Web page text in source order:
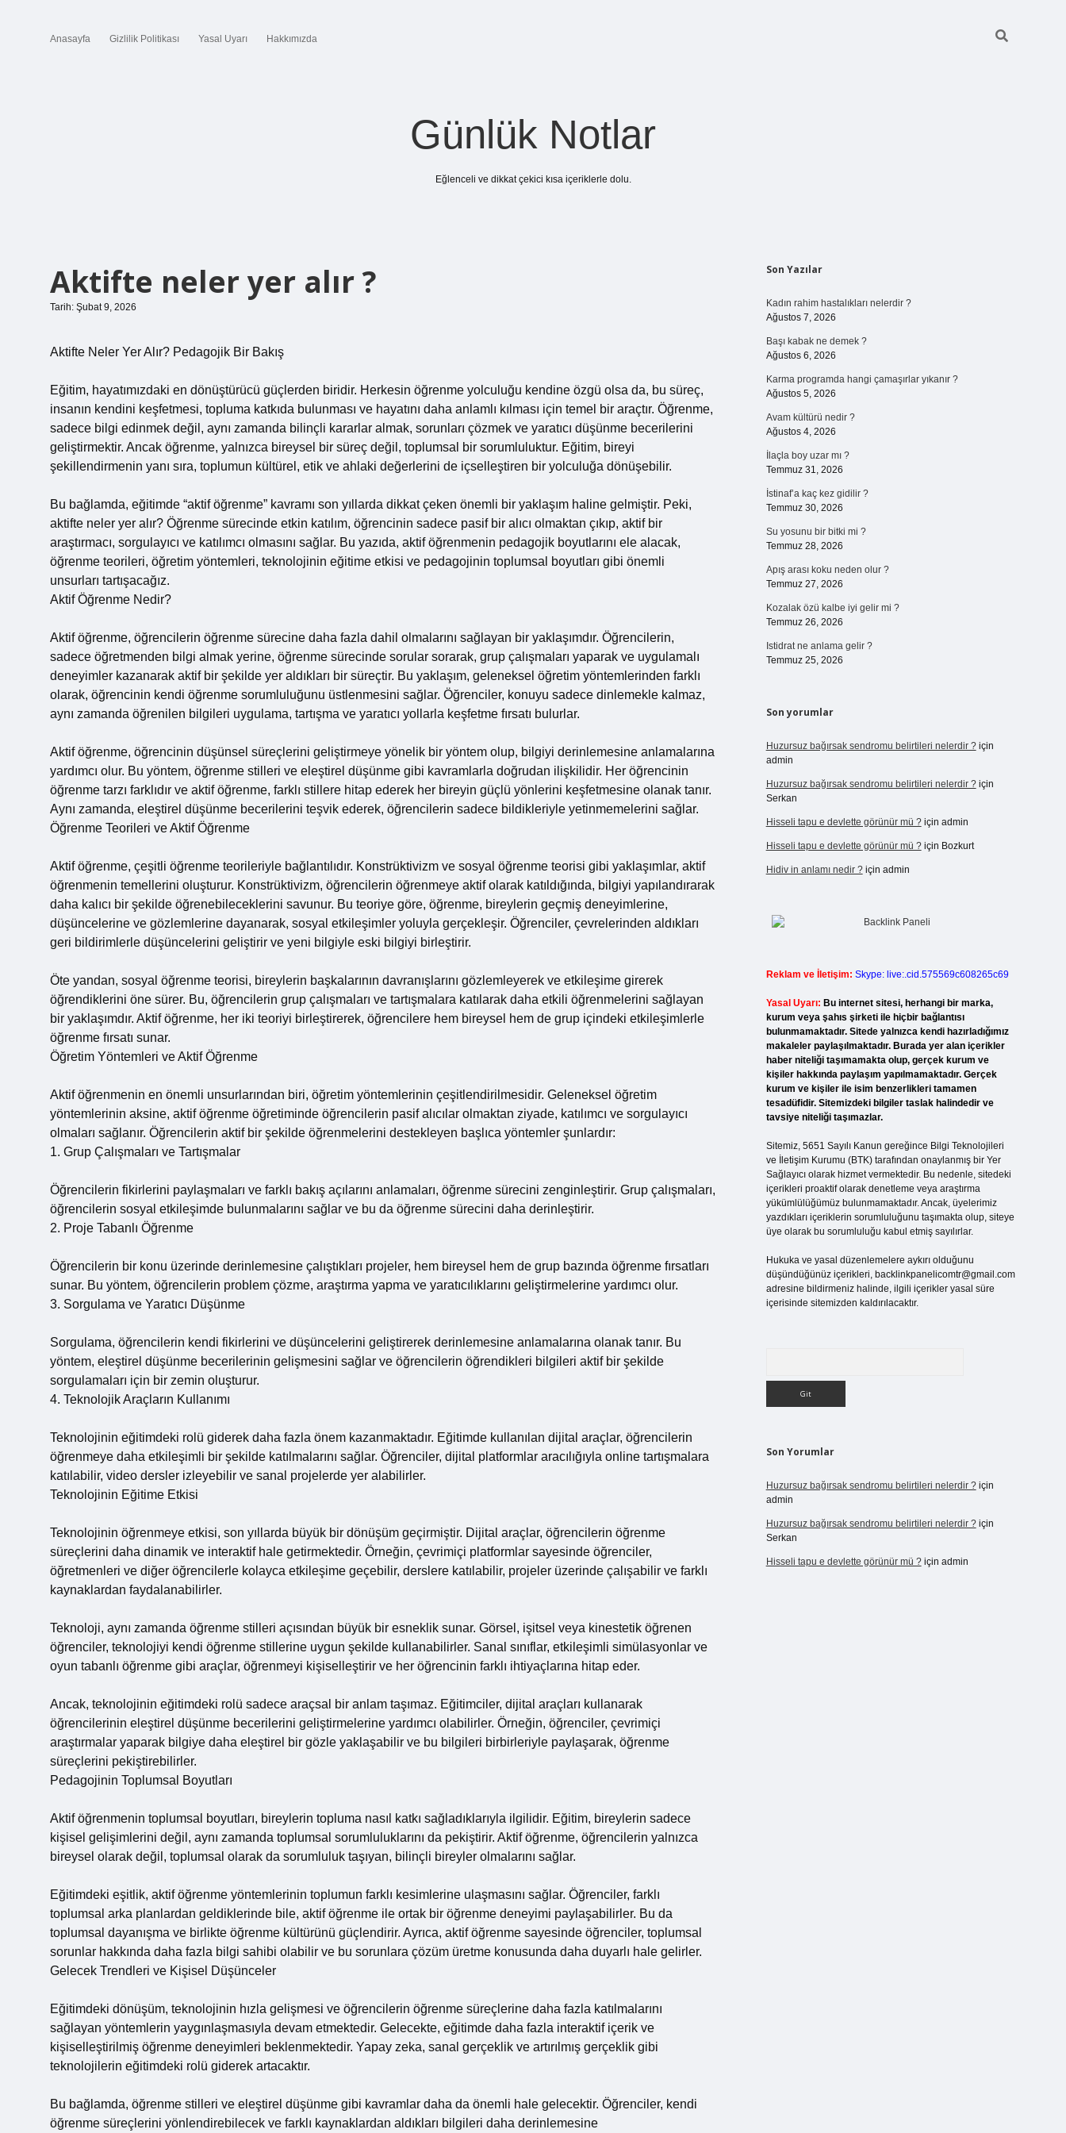
Anasayfa Gizlilik Politikası Yasal Uyarı Hakkımızda
Günlük Notlar
Eğlenceli ve dikkat çekici kısa içeriklerle dolu.
Aktifte neler yer alır ?
Tarih: Şubat 9, 2026
Aktifte Neler Yer Alır? Pedagojik Bir Bakış
Eğitim, hayatımızdaki en dönüştürücü güçlerden biridir. Herkesin öğrenme yolculuğu kendine özgü olsa da, bu süreç,
insanın kendini keşfetmesi, topluma katkıda bulunması ve hayatını daha anlamlı kılması için temel bir araçtır. Öğrenme,
sadece bilgi edinmek değil, aynı zamanda bilinçli kararlar almak, sorunları çözmek ve yaratıcı düşünme becerilerini
geliştirmektir. Ancak öğrenme, yalnızca bireysel bir süreç değil, toplumsal bir sorumluluktur. Eğitim, bireyi
şekillendirmenin yanı sıra, toplumun kültürel, etik ve ahlaki değerlerini de içselleştiren bir yolculuğa dönüşebilir.
Bu bağlamda, eğitimde “aktif öğrenme” kavramı son yıllarda dikkat çeken önemli bir yaklaşım haline gelmiştir. Peki,
aktifte neler yer alır? Öğrenme sürecinde etkin katılım, öğrencinin sadece pasif bir alıcı olmaktan çıkıp, aktif bir
araştırmacı, sorgulayıcı ve katılımcı olmasını sağlar. Bu yazıda, aktif öğrenmenin pedagojik boyutlarını ele alacak,
öğrenme teorileri, öğretim yöntemleri, teknolojinin eğitime etkisi ve pedagojinin toplumsal boyutları gibi önemli
unsurları tartışacağız.
Aktif Öğrenme Nedir?
Aktif öğrenme, öğrencilerin öğrenme sürecine daha fazla dahil olmalarını sağlayan bir yaklaşımdır. Öğrencilerin,
sadece öğretmenden bilgi almak yerine, öğrenme sürecinde sorular sorarak, grup çalışmaları yaparak ve uygulamalı
deneyimler kazanarak aktif bir şekilde yer aldıkları bir süreçtir. Bu yaklaşım, geleneksel öğretim yöntemlerinden farklı
olarak, öğrencinin kendi öğrenme sorumluluğunu üstlenmesini sağlar. Öğrenciler, konuyu sadece dinlemekle kalmaz,
aynı zamanda öğrenilen bilgileri uygulama, tartışma ve yaratıcı yollarla keşfetme fırsatı bulurlar.
Aktif öğrenme, öğrencinin düşünsel süreçlerini geliştirmeye yönelik bir yöntem olup, bilgiyi derinlemesine anlamalarına
yardımcı olur. Bu yöntem, öğrenme stilleri ve eleştirel düşünme gibi kavramlarla doğrudan ilişkilidir. Her öğrencinin
öğrenme tarzı farklıdır ve aktif öğrenme, farklı stillere hitap ederek her bireyin güçlü yönlerini keşfetmesine olanak tanır.
Aynı zamanda, eleştirel düşünme becerilerini teşvik ederek, öğrencilerin sadece bildikleriyle yetinmemelerini sağlar.
Öğrenme Teorileri ve Aktif Öğrenme
Aktif öğrenme, çeşitli öğrenme teorileriyle bağlantılıdır. Konstrüktivizm ve sosyal öğrenme teorisi gibi yaklaşımlar, aktif
öğrenmenin temellerini oluşturur. Konstrüktivizm, öğrencilerin öğrenmeye aktif olarak katıldığında, bilgiyi yapılandırarak
daha kalıcı bir şekilde öğrenebileceklerini savunur. Bu teoriye göre, öğrenme, bireylerin geçmiş deneyimlerine,
düşüncelerine ve gözlemlerine dayanarak, sosyal etkileşimler yoluyla gerçekleşir. Öğrenciler, çevrelerinden aldıkları
geri bildirimlerle düşüncelerini geliştirir ve yeni bilgiyle eski bilgiyi birleştirir.
Öte yandan, sosyal öğrenme teorisi, bireylerin başkalarının davranışlarını gözlemleyerek ve etkileşime girerek
öğrendiklerini öne sürer. Bu, öğrencilerin grup çalışmaları ve tartışmalara katılarak daha etkili öğrenmelerini sağlayan
bir yaklaşımdır. Aktif öğrenme, her iki teoriyi birleştirerek, öğrencilere hem bireysel hem de grup içindeki etkileşimlerle
öğrenme fırsatı sunar.
Öğretim Yöntemleri ve Aktif Öğrenme
Aktif öğrenmenin en önemli unsurlarından biri, öğretim yöntemlerinin çeşitlendirilmesidir. Geleneksel öğretim
yöntemlerinin aksine, aktif öğrenme öğretiminde öğrencilerin pasif alıcılar olmaktan ziyade, katılımcı ve sorgulayıcı
olmaları sağlanır. Öğrencilerin aktif bir şekilde öğrenmelerini destekleyen başlıca yöntemler şunlardır:
1. Grup Çalışmaları ve Tartışmalar
Öğrencilerin fikirlerini paylaşmaları ve farklı bakış açılarını anlamaları, öğrenme sürecini zenginleştirir. Grup çalışmaları,
öğrencilerin sosyal etkileşimde bulunmalarını sağlar ve bu da öğrenme sürecini daha derinleştirir.
2. Proje Tabanlı Öğrenme
Öğrencilerin bir konu üzerinde derinlemesine çalıştıkları projeler, hem bireysel hem de grup bazında öğrenme fırsatları
sunar. Bu yöntem, öğrencilerin problem çözme, araştırma yapma ve yaratıcılıklarını geliştirmelerine yardımcı olur.
3. Sorgulama ve Yaratıcı Düşünme
Sorgulama, öğrencilerin kendi fikirlerini ve düşüncelerini geliştirerek derinlemesine anlamalarına olanak tanır. Bu
yöntem, eleştirel düşünme becerilerinin gelişmesini sağlar ve öğrencilerin öğrendikleri bilgileri aktif bir şekilde
sorgulamaları için bir zemin oluşturur.
4. Teknolojik Araçların Kullanımı
Teknolojinin eğitimdeki rolü giderek daha fazla önem kazanmaktadır. Eğitimde kullanılan dijital araçlar, öğrencilerin
öğrenmeye daha etkileşimli bir şekilde katılmalarını sağlar. Öğrenciler, dijital platformlar aracılığıyla online tartışmalara
katılabilir, video dersler izleyebilir ve sanal projelerde yer alabilirler.
Teknolojinin Eğitime Etkisi
Teknolojinin öğrenmeye etkisi, son yıllarda büyük bir dönüşüm geçirmiştir. Dijital araçlar, öğrencilerin öğrenme
süreçlerini daha dinamik ve interaktif hale getirmektedir. Örneğin, çevrimiçi platformlar sayesinde öğrenciler,
öğretmenleri ve diğer öğrencilerle kolayca etkileşime geçebilir, derslere katılabilir, projeler üzerinde çalışabilir ve farklı
kaynaklardan faydalanabilirler.
Teknoloji, aynı zamanda öğrenme stilleri açısından büyük bir esneklik sunar. Görsel, işitsel veya kinestetik öğrenen
öğrenciler, teknolojiyi kendi öğrenme stillerine uygun şekilde kullanabilirler. Sanal sınıflar, etkileşimli simülasyonlar ve
oyun tabanlı öğrenme gibi araçlar, öğrenmeyi kişiselleştirir ve her öğrencinin farklı ihtiyaçlarına hitap eder.
Ancak, teknolojinin eğitimdeki rolü sadece araçsal bir anlam taşımaz. Eğitimciler, dijital araçları kullanarak
öğrencilerinin eleştirel düşünme becerilerini geliştirmelerine yardımcı olabilirler. Örneğin, öğrenciler, çevrimiçi
araştırmalar yaparak bilgiye daha eleştirel bir gözle yaklaşabilir ve bu bilgileri birbirleriyle paylaşarak, öğrenme
süreçlerini pekiştirebilirler.
Pedagojinin Toplumsal Boyutları
Aktif öğrenmenin toplumsal boyutları, bireylerin topluma nasıl katkı sağladıklarıyla ilgilidir. Eğitim, bireylerin sadece
kişisel gelişimlerini değil, aynı zamanda toplumsal sorumluluklarını da pekiştirir. Aktif öğrenme, öğrencilerin yalnızca
bireysel olarak değil, toplumsal olarak da sorumluluk taşıyan, bilinçli bireyler olmalarını sağlar.
Eğitimdeki eşitlik, aktif öğrenme yöntemlerinin toplumun farklı kesimlerine ulaşmasını sağlar. Öğrenciler, farklı
toplumsal arka planlardan geldiklerinde bile, aktif öğrenme ile ortak bir öğrenme deneyimi paylaşabilirler. Bu da
toplumsal dayanışma ve birlikte öğrenme kültürünü güçlendirir. Ayrıca, aktif öğrenme sayesinde öğrenciler, toplumsal
sorunlar hakkında daha fazla bilgi sahibi olabilir ve bu sorunlara çözüm üretme konusunda daha duyarlı hale gelirler.
Gelecek Trendleri ve Kişisel Düşünceler
Eğitimdeki dönüşüm, teknolojinin hızla gelişmesi ve öğrencilerin öğrenme süreçlerine daha fazla katılmalarını
sağlayan yöntemlerin yaygınlaşmasıyla devam etmektedir. Gelecekte, eğitimde daha fazla interaktif içerik ve
kişiselleştirilmiş öğrenme deneyimleri beklenmektedir. Yapay zeka, sanal gerçeklik ve artırılmış gerçeklik gibi
teknolojilerin eğitimdeki rolü giderek artacaktır.
Bu bağlamda, öğrenme stilleri ve eleştirel düşünme gibi kavramlar daha da önemli hale gelecektir. Öğrenciler, kendi
öğrenme süreçlerini yönlendirebilecek ve farklı kaynaklardan aldıkları bilgileri daha derinlemesine
Sidebar
Son Yazılar
Kadın rahim hastalıkları nelerdir ?
Ağustos 7, 2026
Başı kabak ne demek ?
Ağustos 6, 2026
Karma programda hangi çamaşırlar yıkanır ?
Ağustos 5, 2026
Avam kültürü nedir ?
Ağustos 4, 2026
İlaçla boy uzar mı ?
Temmuz 31, 2026
İstinaf’a kaç kez gidilir ?
Temmuz 30, 2026
Su yosunu bir bitki mi ?
Temmuz 28, 2026
Apış arası koku neden olur ?
Temmuz 27, 2026
Kozalak özü kalbe iyi gelir mi ?
Temmuz 26, 2026
Istidrat ne anlama gelir ?
Temmuz 25, 2026
Son yorumlar
Huzursuz bağırsak sendromu belirtileri nelerdir ?için
admin
Huzursuz bağırsak sendromu belirtileri nelerdir ?için
Serkan
Hisseli tapu e devlette görünür mü ?için admin
Hisseli tapu e devlette görünür mü ?için Bozkurt
Hidiv in anlamı nedir ?için admin
Reklam ve İletişim: Skype: live:.cid.575569c608265c69
Yasal Uyarı: Bu internet sitesi, herhangi bir marka,
kurum veya şahıs şirketi ile hiçbir bağlantısı
bulunmamaktadır. Sitede yalnızca kendi hazırladığımız
makaleler paylaşılmaktadır. Burada yer alan içerikler
haber niteliği taşımamakta olup, gerçek kurum ve
kişiler hakkında paylaşım yapılmamaktadır. Gerçek
kurum ve kişiler ile isim benzerlikleri tamamen
tesadüfidir. Sitemizdeki bilgiler taslak halindedir ve
tavsiye niteliği taşımazlar.
Sitemiz, 5651 Sayılı Kanun gereğince Bilgi Teknolojileri
ve İletişim Kurumu (BTK) tarafından onaylanmış bir Yer
Sağlayıcı olarak hizmet vermektedir. Bu nedenle, sitedeki
içerikleri proaktif olarak denetleme veya araştırma
yükümlülüğümüz bulunmamaktadır. Ancak, üyelerimiz
yazdıkları içeriklerin sorumluluğunu taşımakta olup, siteye
üye olarak bu sorumluluğu kabul etmiş sayılırlar.
Hukuka ve yasal düzenlemelere aykırı olduğunu
düşündüğünüz içerikleri, backlinkpanelicomtr@gmail.com
adresine bildirmeniz halinde, ilgili içerikler yasal süre
içerisinde sitemizden kaldırılacaktır.
Son Yorumlar
Huzursuz bağırsak sendromu belirtileri nelerdir ?için
admin
Huzursuz bağırsak sendromu belirtileri nelerdir ?için
Serkan
Hisseli tapu e devlette görünür mü ?için admin